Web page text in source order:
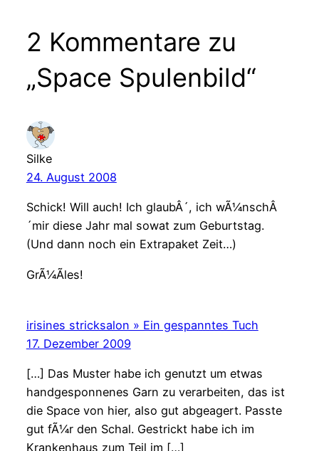
2 Kommentare zu
„Space Spulenbild“
Silke
24. August 2008
Schick! Will auch! Ich glaubÂ´, ich wÃ¼nschÂ
´mir diese Jahr mal sowat zum Geburtstag.
(Und dann noch ein Extrapaket Zeit…)
GrÃ¼Ãles!
irisines stricksalon » Ein gespanntes Tuch
17. Dezember 2009
[…] Das Muster habe ich genutzt um etwas
handgesponnenes Garn zu verarbeiten, das ist
die Space von hier, also gut abgeagert. Passte
gut fÃ¼r den Schal. Gestrickt habe ich im
Krankenhaus zum Teil im […]